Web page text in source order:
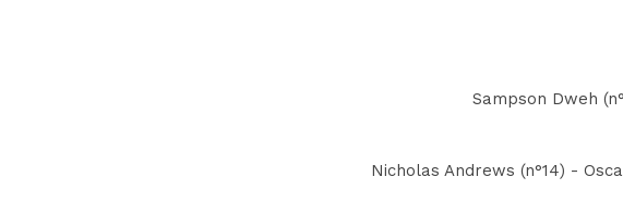
Sampson Dweh
Nicholas Andrews (n°14) -